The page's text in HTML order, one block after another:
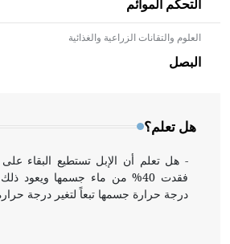
التحكم الموائم
العلوم والتقانات الزراعية والغذائية
البصل
هل تعلم؟
- هل تعلم أن الأبلق نوع من الفنون
بالعمارة الإسلامية في بلاد الشام
المعمار على بناء مداميكه وخاصة في
- هل تعلم أن الإبل تستطيع البقاء
فقدت 40% من ماء جسمها ويعود
درجة حرارة جسمها تبعاً لتغير درجة